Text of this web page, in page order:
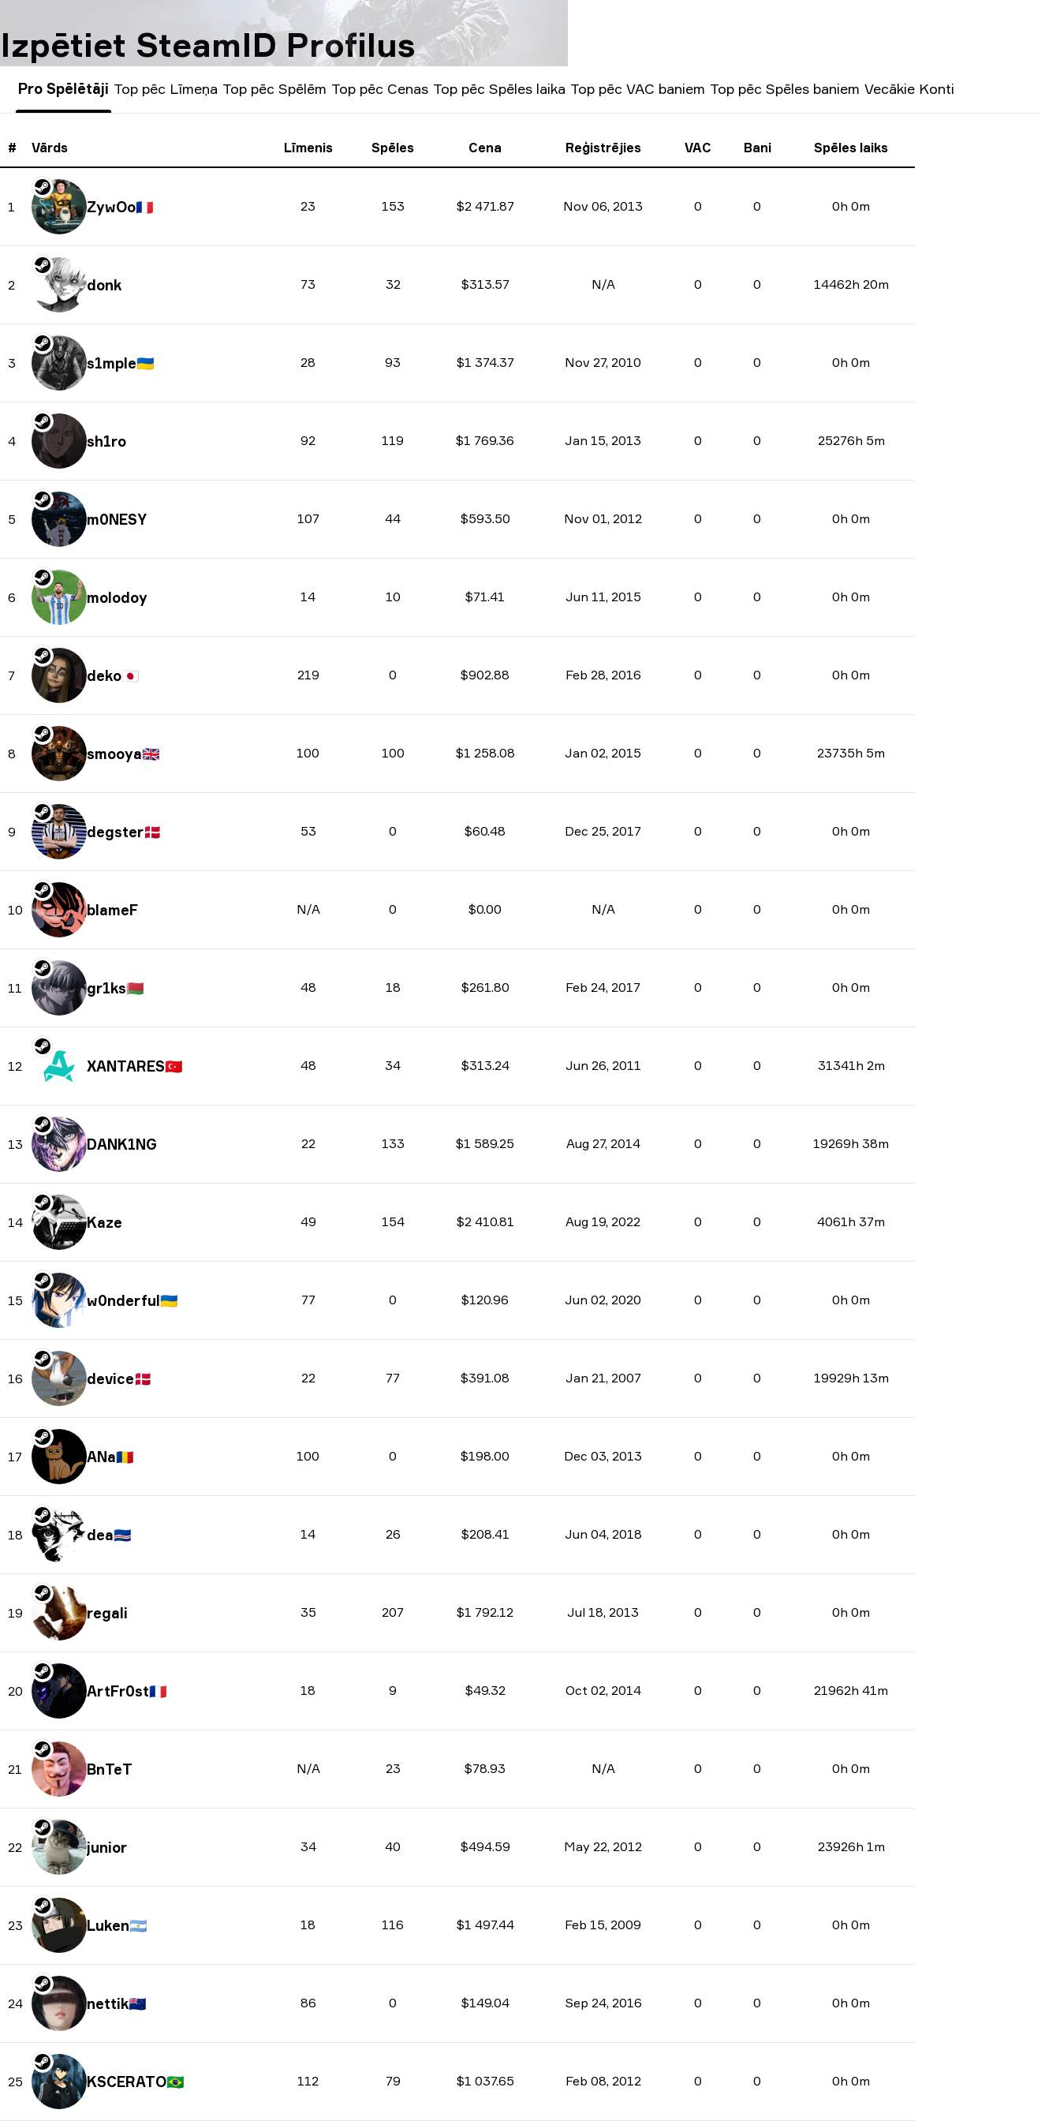
Izpētiet SteamID Profilus
Pro Spēlētāji Top pēc Līmeņa Top pēc Spēlēm Top pēc Cenas Top pēc Spēles laika Top pēc VAC baniem Top pēc Spēles baniem Vecākie Konti
# Vārds Līmenis Spēles Cena Reģistrējies VAC Bani Spēles laiks
1 ZywOo🇫🇷 23 153 $2 471.87 Nov 06, 2013 0 0 0h 0m
2 donk 73 32 $313.57 N/A 0 0 14462h 20m
3 s1mple🇺🇦 28 93 $1 374.37 Nov 27, 2010 0 0 0h 0m
4 sh1ro 92 119 $1 769.36 Jan 15, 2013 0 0 25276h 5m
5 m0NESY 107 44 $593.50 Nov 01, 2012 0 0 0h 0m
6 molodoy 14 10 $71.41 Jun 11, 2015 0 0 0h 0m
7 deko🇯🇵 219 0 $902.88 Feb 28, 2016 0 0 0h 0m
8 smooya🇬🇧 100 100 $1 258.08 Jan 02, 2015 0 0 23735h 5m
9 degster🇩🇰 53 0 $60.48 Dec 25, 2017 0 0 0h 0m
10 blameF N/A 0 $0.00 N/A 0 0 0h 0m
11 gr1ks🇧🇾 48 18 $261.80 Feb 24, 2017 0 0 0h 0m
12 XANTARES🇹🇷 48 34 $313.24 Jun 26, 2011 0 0 31341h 2m
13 DANK1NG 22 133 $1 589.25 Aug 27, 2014 0 0 19269h 38m
14 Kaze 49 154 $2 410.81 Aug 19, 2022 0 0 4061h 37m
15 w0nderful🇺🇦 77 0 $120.96 Jun 02, 2020 0 0 0h 0m
16 device🇩🇰 22 77 $391.08 Jan 21, 2007 0 0 19929h 13m
17 ANa🇷🇴 100 0 $198.00 Dec 03, 2013 0 0 0h 0m
18 dea🇨🇻 14 26 $208.41 Jun 04, 2018 0 0 0h 0m
19 regali 35 207 $1 792.12 Jul 18, 2013 0 0 0h 0m
20 ArtFr0st🇫🇷 18 9 $49.32 Oct 02, 2014 0 0 21962h 41m
21 BnTeT N/A 23 $78.93 N/A 0 0 0h 0m
22 junior 34 40 $494.59 May 22, 2012 0 0 23926h 1m
23 Luken🇦🇷 18 116 $1 497.44 Feb 15, 2009 0 0 0h 0m
24 nettik🇳🇿 86 0 $149.04 Sep 24, 2016 0 0 0h 0m
25 KSCERATO🇧🇷 112 79 $1 037.65 Feb 08, 2012 0 0 0h 0m